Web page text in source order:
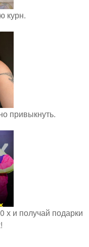
курн.
привыкнуть.
х и получай подарки